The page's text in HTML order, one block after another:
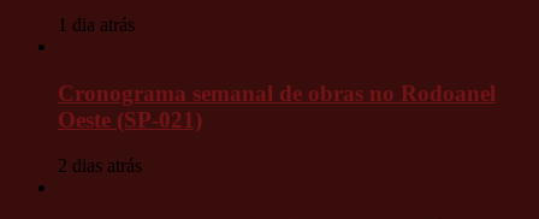
1 dia atrás
Cronograma semanal de obras no Rodoanel
Oeste (SP-021)
2 dias atrás